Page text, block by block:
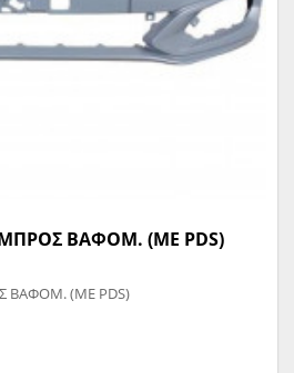
ΒΑΦΟΜ. (ΜΕ PDS)
ΒΑΦΟΜ. (ΜΕ PDS)